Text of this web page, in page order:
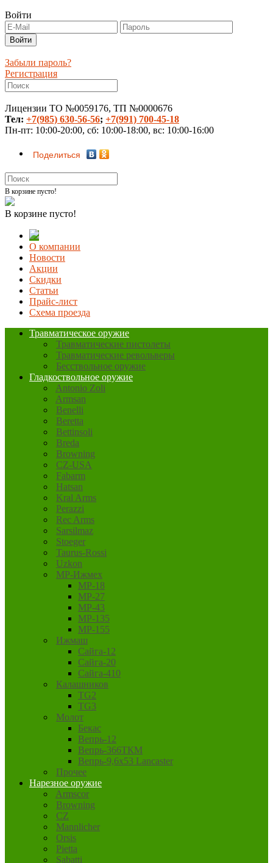
Войти
Забыли пароль?
Регистрация
Лицензии ТО №0059176, ТП №0000676
Тел: +7(985) 630-56-56; +7(991) 700-45-18
Пн-пт: 10:00-20:00, сб: 10:00-18:00, вс: 10:00-16:00
Поделиться
В корзине пусто!
В корзине пусто!
О компании
Новости
Акции
Скидки
Статьи
Прайс-лист
Схема проезда
Травматическое оружие
Травматические пистолеты
Травматические револьверы
Бесствольное оружие
Гладкоствольное оружие
Antonio Zoli
Armsan
Benelli
Beretta
Bettinsoli
Breda
Browning
CZ-USA
Fabarm
Hatsan
Kral Arms
Perazzi
Rec Arms
Sarsilmaz
Stoeger
Taurus-Rossi
Uzkon
MP-Ижмех
MP-18
MP-27
MP-43
MP-135
MP-155
Ижмаш
Сайга-12
Сайга-20
Сайга-410
Калашников
TG2
TG3
Молот
Бекас
Вепрь-12
Вепрь-366ТКМ
Вепрь-9,6х53 Lancaster
Прочее
Нарезное оружие
Armscor
Browning
CZ
Mannlicher
Orsis
Pietta
Sabatti